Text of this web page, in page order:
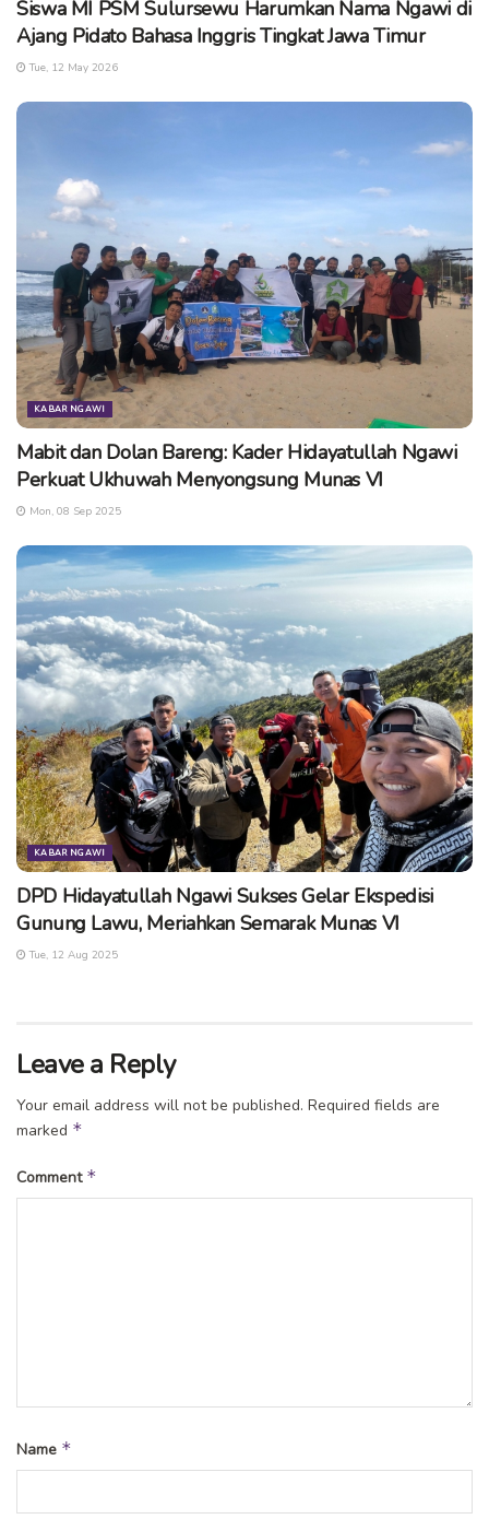
Siswa MI PSM Sulursewu Harumkan Nama Ngawi di
Ajang Pidato Bahasa Inggris Tingkat Jawa Timur
Tue, 12 May 2026
KABAR NGAWI
Mabit dan Dolan Bareng: Kader Hidayatullah Ngawi
Perkuat Ukhuwah Menyongsung Munas VI
Mon, 08 Sep 2025
KABAR NGAWI
DPD Hidayatullah Ngawi Sukses Gelar Ekspedisi
Gunung Lawu, Meriahkan Semarak Munas VI
Tue, 12 Aug 2025
Leave a Reply
Your email address will not be published. Required fields are
marked *
Comment *
Name *